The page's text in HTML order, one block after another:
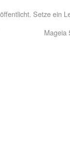
Setze ein
Mageia